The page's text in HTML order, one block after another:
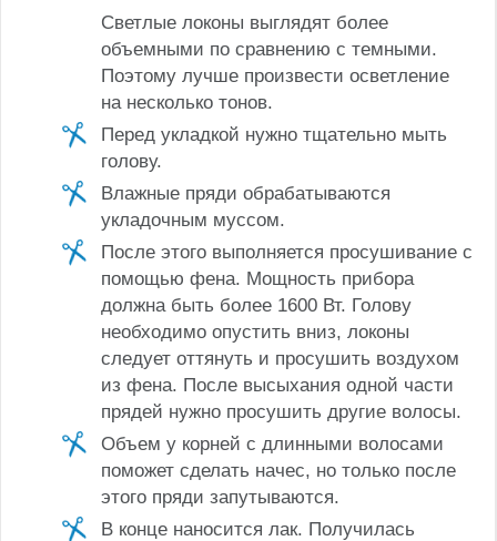
Светлые локоны выглядят более
объемными по сравнению с темными.
Поэтому лучше произвести осветление
на несколько тонов.
Перед укладкой нужно тщательно мыть
голову.
Влажные пряди обрабатываются
укладочным муссом.
После этого выполняется просушивание с
помощью фена. Мощность прибора
должна быть более 1600 Вт. Голову
необходимо опустить вниз, локоны
следует оттянуть и просушить воздухом
из фена. После высыхания одной части
прядей нужно просушить другие волосы.
Объем у корней с длинными волосами
поможет сделать начес, но только после
этого пряди запутываются.
В конце наносится лак. Получилась